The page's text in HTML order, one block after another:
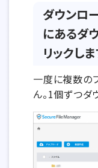
ダウンロ
にあるダ
リックし
一度に複数の
ん。1個ずつダ